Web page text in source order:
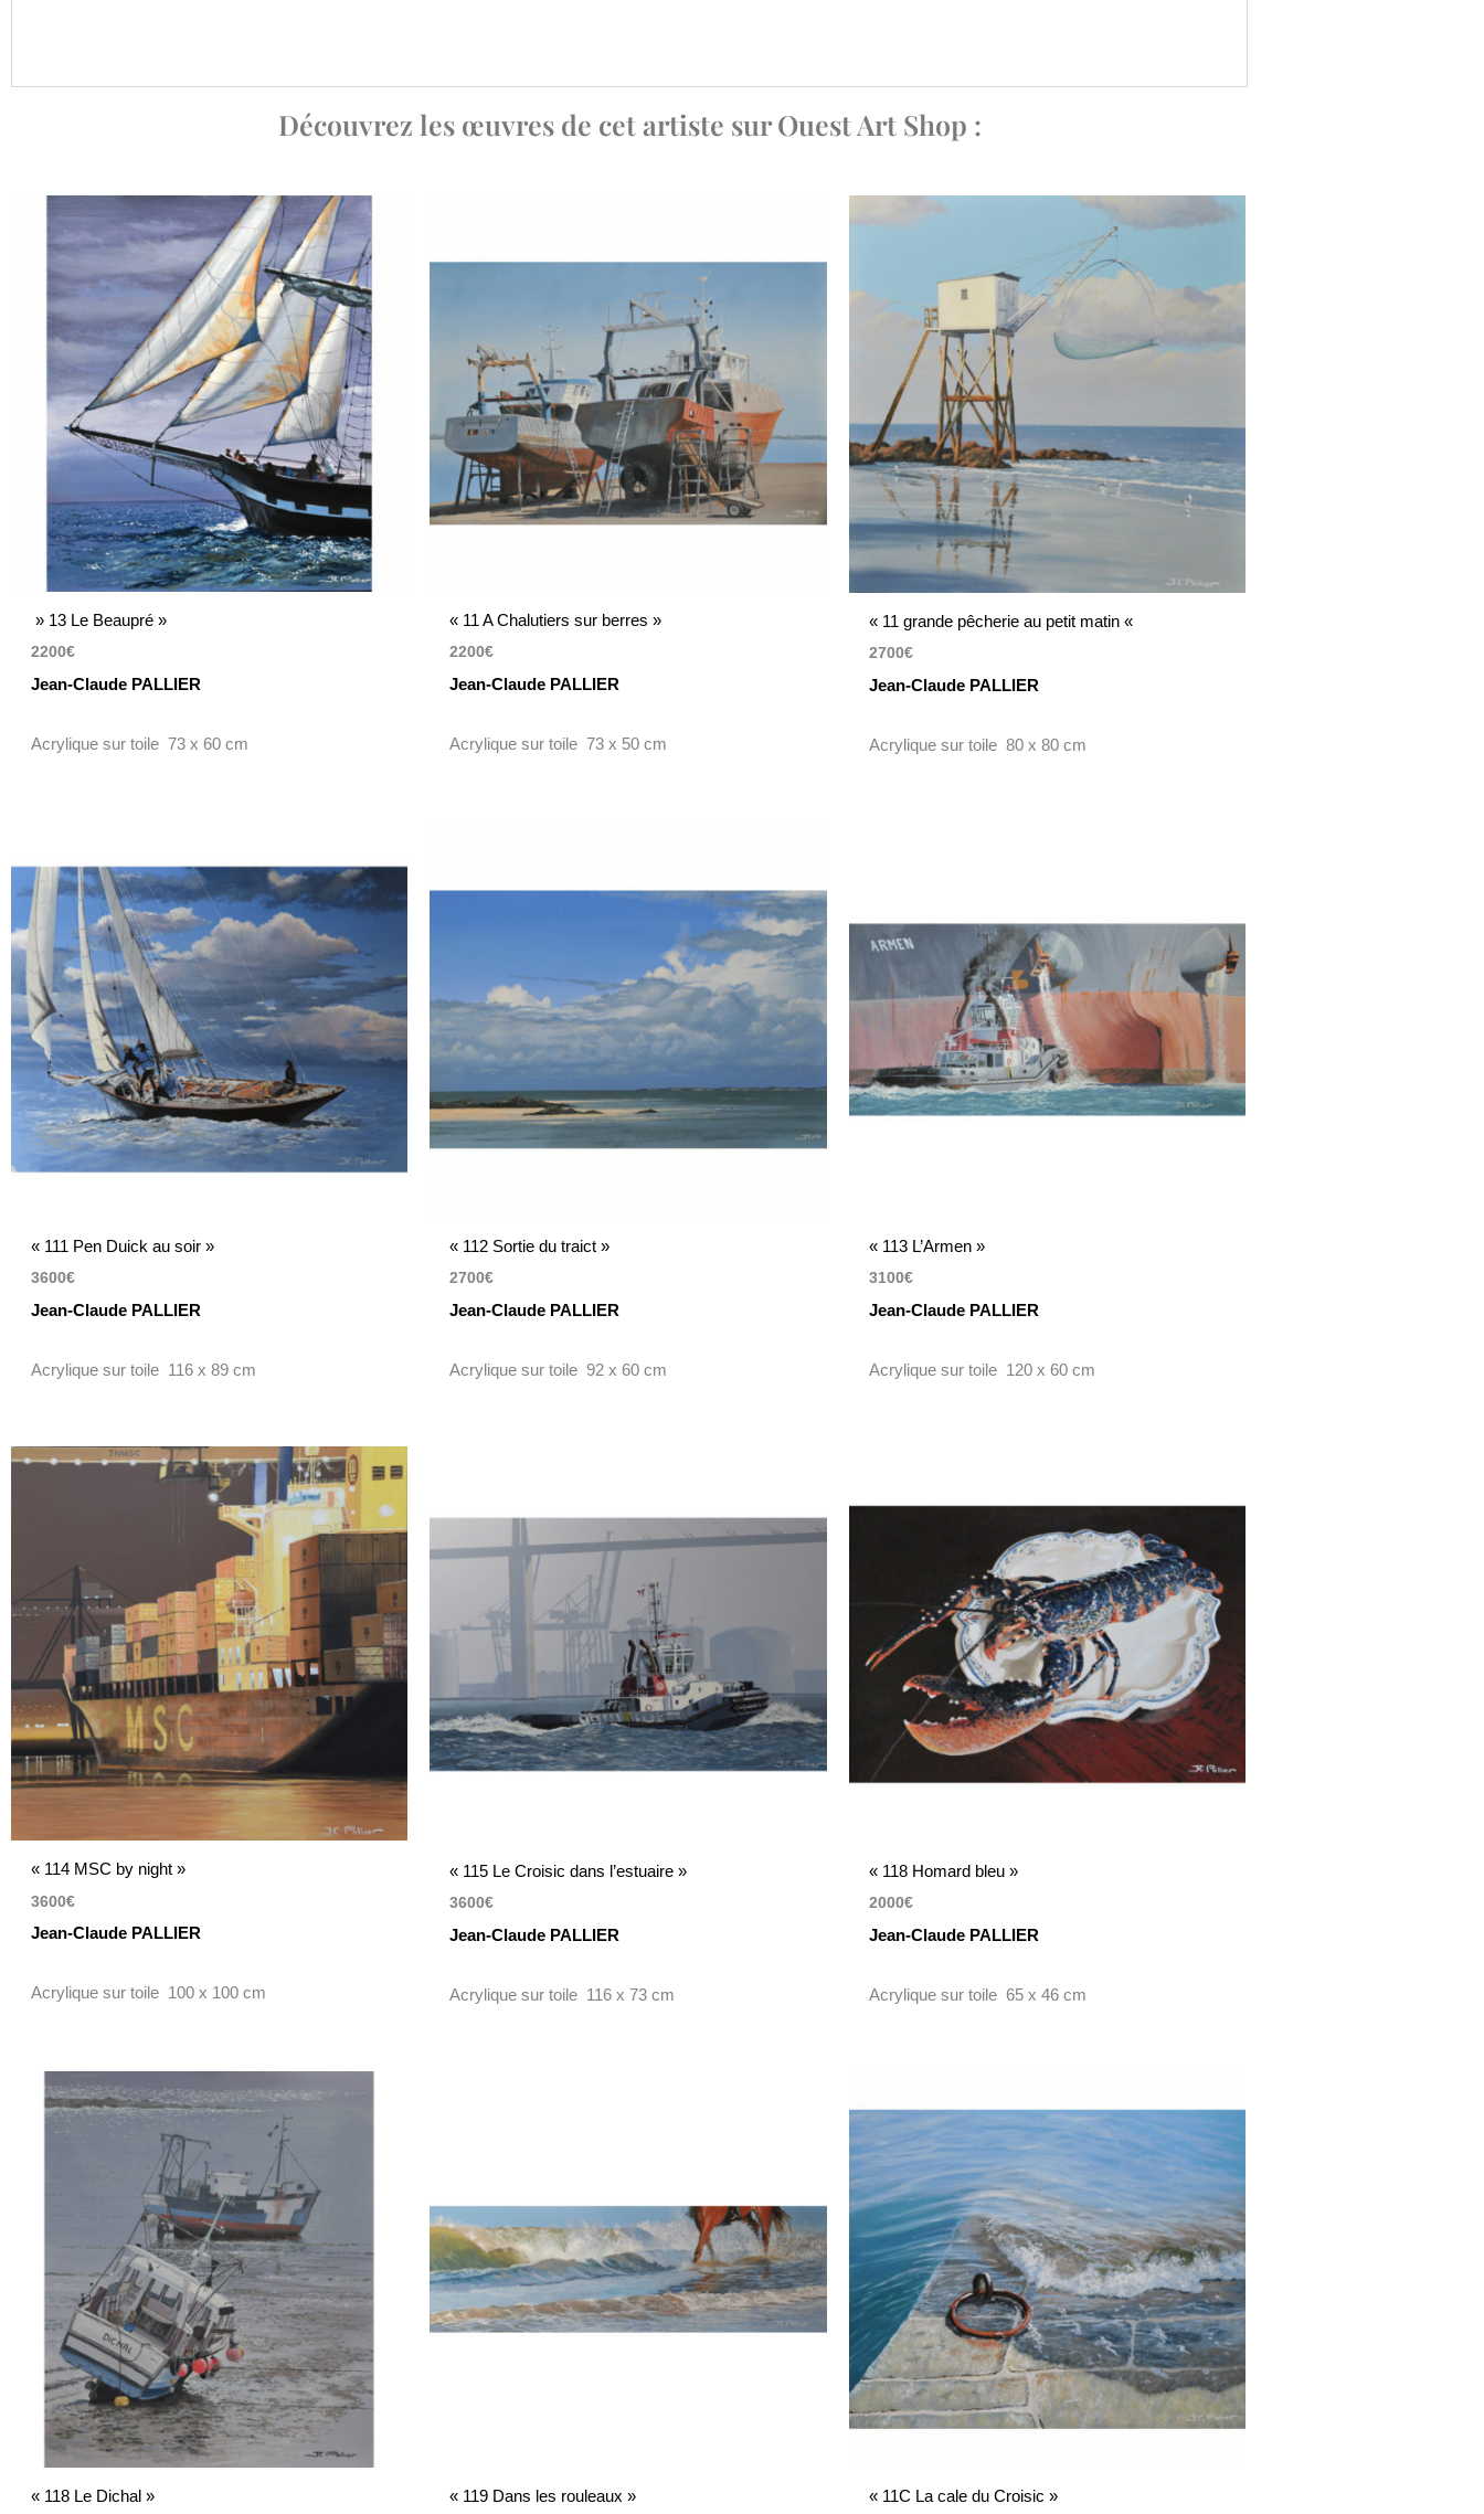
Découvrez les œuvres de cet artiste sur Ouest Art Shop :
» 13 Le Beaupré »
2200€
Jean-Claude PALLIER
Acrylique sur toile 73 x 60 cm
« 11 A Chalutiers sur berres »
2200€
Jean-Claude PALLIER
Acrylique sur toile 73 x 50 cm
« 11 grande pêcherie au petit matin «
2700€
Jean-Claude PALLIER
Acrylique sur toile 80 x 80 cm
« 111 Pen Duick au soir »
3600€
Jean-Claude PALLIER
Acrylique sur toile 116 x 89 cm
« 112 Sortie du traict »
2700€
Jean-Claude PALLIER
Acrylique sur toile 92 x 60 cm
« 113 L’Armen »
3100€
Jean-Claude PALLIER
Acrylique sur toile 120 x 60 cm
« 114 MSC by night »
3600€
Jean-Claude PALLIER
Acrylique sur toile 100 x 100 cm
« 115 Le Croisic dans l’estuaire »
3600€
Jean-Claude PALLIER
Acrylique sur toile 116 x 73 cm
« 118 Homard bleu »
2000€
Jean-Claude PALLIER
Acrylique sur toile 65 x 46 cm
« 118 Le Dichal » « 119 Dans les rouleaux » « 11C La cale du Croisic »